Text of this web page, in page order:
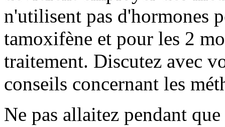
n'utilisent pas d'hormones
tamoxifène et pour les 2
traitement. Discutez avec
conseils concernant les
Ne pas allaitez pendant